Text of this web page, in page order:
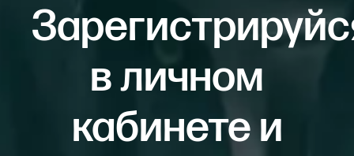
в личном
кабинете и